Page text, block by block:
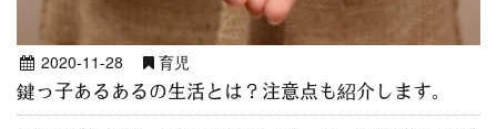
2020-11-28 育児
鍵っ子あるあるの生活とは？注意点も紹介します。